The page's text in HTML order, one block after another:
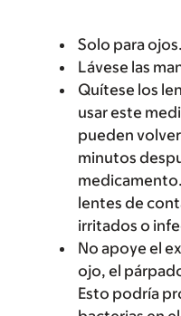
Solo para ojos.
Lávese las
Quítese los
usar este
pueden
minutos
lentes de
irritados o
No apoye el
ojo, el
Esto podría